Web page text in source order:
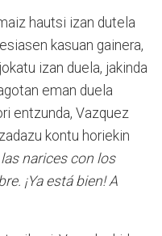
hautsi izan dutela
kasuan gainera,
izan duela, jakinda
eman duela
entzunda, Vazquez
kontu horiekin
narices con los
¡Ya está bien! A